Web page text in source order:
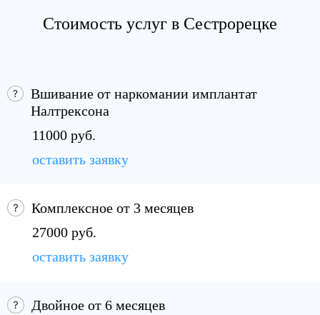
Стоимость услуг в Сестрорецке
Вшивание от наркомании имплантат
Налтрексона
11000 руб.
оставить заявку
Комплексное от 3 месяцев
27000 руб.
оставить заявку
Двойное от 6 месяцев